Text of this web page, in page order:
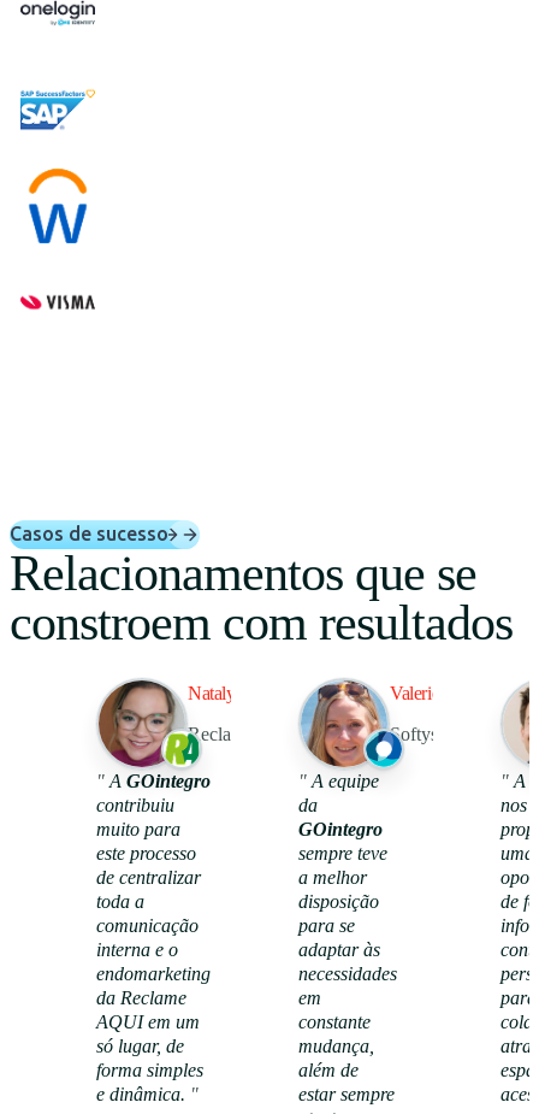
Casos de sucesso
Relacionamentos que se
constroem com resultados
Nataly Mendes
Reclame Aqui
" A GOintegro
contribuiu
muito para
este processo
de centralizar
toda a
comunicação
interna e o
endomarketing
da Reclame
AQUI em um
só lugar, de
forma simples
e dinâmica. "
99.5%
taxa de retenção
Ver caso de
sucesso
Valerie Kroneberg
Softys Latam
" A equipe
da
GOintegro
sempre teve
a melhor
disposição
para se
adaptar às
necessidades
em
constante
mudança,
além de
estar sempre
" A
nos
uma
de
para